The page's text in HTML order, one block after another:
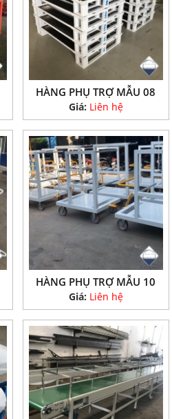
HÀNG PHỤ TRỢ MẪU 08
Giá: Liên hệ
HÀNG PHỤ TRỢ MẪU 10
Giá: Liên hệ